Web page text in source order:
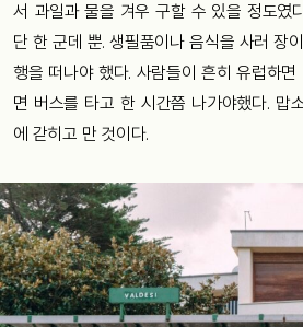
서 과일과 물을 겨우 구할 수 있을 정도였
단 한 군데 뿐. 생필품이나 음식을 사러 장
행을 떠나야 했다. 사람들이 흔히 유럽하
면 버스를 타고 한 시간쯤 나가야했다. 맙
에 갇히고 만 것이다.